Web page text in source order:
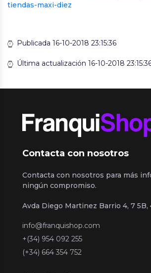
tiendas-maxi-diez
Publicada 16-10-2018 23:15:36
Última actualización 16-10-2018
Contacta con nosotros
Contacta con nosotros para más
ningún compromiso.
Avda Diego Martinez Barrio 4, 7 5B,
info@franquishop.com
+(34) 954 092 255
(+34) 664 354 752